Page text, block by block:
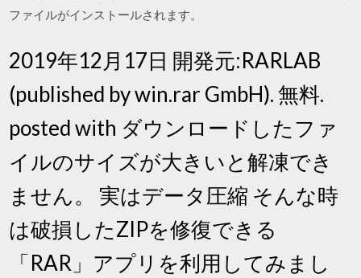
ファイルがインストールされます。
2019年12月17日 開発元:RARLAB
(published by win.rar GmbH). 無料.
posted with ダウンロードしたファ
イルのサイズが大きいと解凍でき
ません。 実はデータ圧縮 そんな時
は破損したZIPを修復できる
「RAR」アプリを利用してみまし